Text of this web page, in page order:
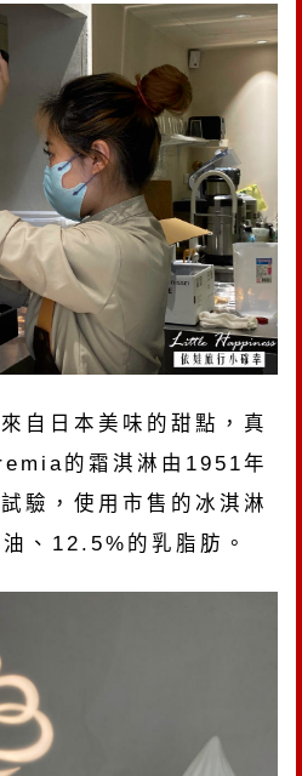
自日本美味的甜點，真
的霜淇淋由1951年
驗，使用市售的冰淇淋
、12.5%的乳脂肪。